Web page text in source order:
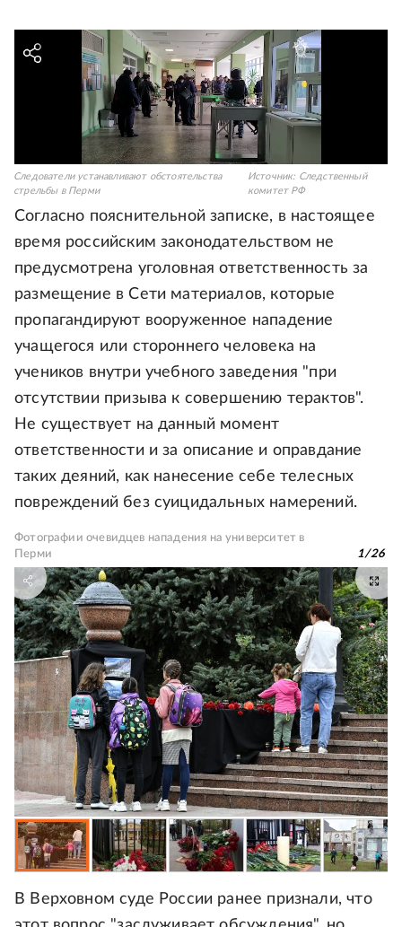
Следователи устанавливают обстоятельства
стрельбы в Перми
Источник: Следственный
комитет РФ
Согласно пояснительной записке, в настоящее
время российским законодательством не
предусмотрена уголовная ответственность за
размещение в Сети материалов, которые
пропагандируют вооруженное нападение
учащегося или стороннего человека на
учеников внутри учебного заведения "при
отсутствии призыва к совершению терактов".
Не существует на данный момент
ответственности и за описание и оправдание
таких деяний, как нанесение себе телесных
повреждений без суицидальных намерений.
Фотографии очевидцев нападения на университет в
Перми
1/26
В Верховном суде России ранее признали, что